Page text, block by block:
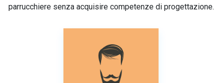
parrucchiere senza acquisire competenze di progettazione.